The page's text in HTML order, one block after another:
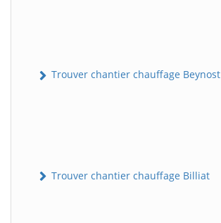
Trouver chantier chauffage Beynost
Trouver chantier chauffage Billiat